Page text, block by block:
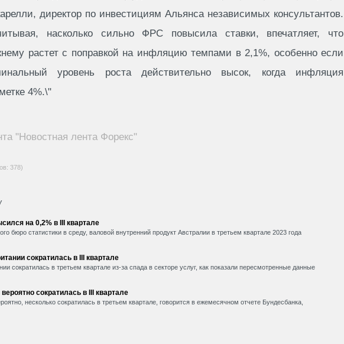
директор по инвестициям Альянса независимых консультантов.
насколько сильно ФРС повысила ставки, впечатляет, что
растет с поправкой на инфляцию темпами в 2,1%, особенно если
уровень роста действительно высок, когда инфляция
4%.\"
"Новостная лента Форекс"
378)
на 0,2% в III квартале
бюро статистики в среду, валовой внутренний продукт Австралии в третьем квартале 2023 года
сократилась в III квартале
сократилась в третьем квартале из-за спада в секторе услуг, как показали пересмотренные данные
сократилась в III квартале
несколько сократилась в третьем квартале, говорится в ежемесячном отчете Бундесбанка,